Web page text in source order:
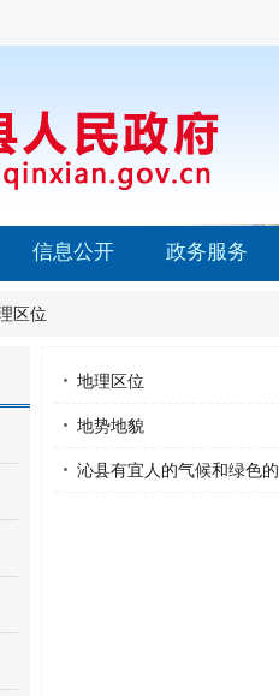
信息公开 政务服务
区位
地理区位
地势地貌
沁县有宜人的气候和绿色